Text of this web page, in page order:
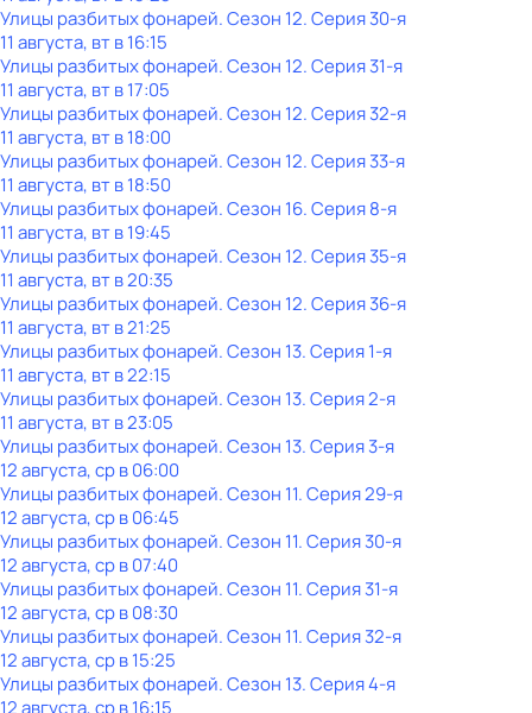
Улицы разбитых фонарей. Сезон 12. Серия 30-я
11 августа, вт в 16:15
Улицы разбитых фонарей. Сезон 12. Серия 31-я
11 августа, вт в 17:05
Улицы разбитых фонарей. Сезон 12. Серия 32-я
11 августа, вт в 18:00
Улицы разбитых фонарей. Сезон 12. Серия 33-я
11 августа, вт в 18:50
Улицы разбитых фонарей. Сезон 16. Серия 8-я
11 августа, вт в 19:45
Улицы разбитых фонарей. Сезон 12. Серия 35-я
11 августа, вт в 20:35
Улицы разбитых фонарей. Сезон 12. Серия 36-я
11 августа, вт в 21:25
Улицы разбитых фонарей. Сезон 13. Серия 1-я
11 августа, вт в 22:15
Улицы разбитых фонарей. Сезон 13. Серия 2-я
11 августа, вт в 23:05
Улицы разбитых фонарей. Сезон 13. Серия 3-я
12 августа, ср в 06:00
Улицы разбитых фонарей. Сезон 11. Серия 29-я
12 августа, ср в 06:45
Улицы разбитых фонарей. Сезон 11. Серия 30-я
12 августа, ср в 07:40
Улицы разбитых фонарей. Сезон 11. Серия 31-я
12 августа, ср в 08:30
Улицы разбитых фонарей. Сезон 11. Серия 32-я
12 августа, ср в 15:25
Улицы разбитых фонарей. Сезон 13. Серия 4-я
12 августа, ср в 16:15